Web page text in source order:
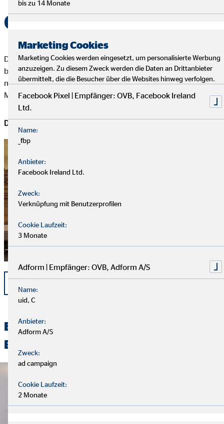
Gemeinsam Gutes tun
Das OVB-Hilfswerk bedankt sich herzlich bei allen, die diese
besondere Aktion mitgestaltet und unterstützt haben. Ihr habt
mit kleinen Gesten große Wirkung erzielt – und gezeigt, dass
Mitmenschlichkeit lebendig ist.
Danke für Euer Engagement!
Entdecken Sie unsere spannenden
Beiträge
bis zu 14 Monate
Marketing Cookies
Marketing Cookies werden eingesetzt, um personalisierte Werbung
anzuzeigen. Zu diesem Zweck werden die Daten an Drittanbieter
übermittelt, die die Besucher über die Websites hinweg verfolgen.
Facebook Pixel | Empfänger: OVB, Facebook Ireland
Ltd.
Name:
_fbp
Anbieter:
Facebook Ireland Ltd.
Zweck:
Verknüpfung mit Benutzerprofilen
Cookie Laufzeit:
3 Monate
Adform | Empfänger: OVB, Adform A/S
Name:
uid, C
Anbieter:
Adform A/S
Zweck:
ad campaign
Cookie Laufzeit:
2 Monate